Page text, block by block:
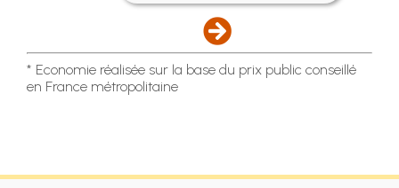
* Economie réalisée sur la base du prix public conseillé
en France métropolitaine